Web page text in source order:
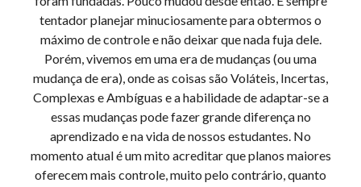
tentador planejar minuciosamente para obtermos o
máximo de controle e não deixar que nada fuja dele.
Porém, vivemos em uma era de mudanças (ou uma
mudança de era), onde as coisas são Voláteis, Incertas,
Complexas e Ambíguas e a habilidade de adaptar-se a
essas mudanças pode fazer grande diferença no
aprendizado e na vida de nossos estudantes. No
momento atual é um mito acreditar que planos maiores
oferecem mais controle, muito pelo contrário, quanto